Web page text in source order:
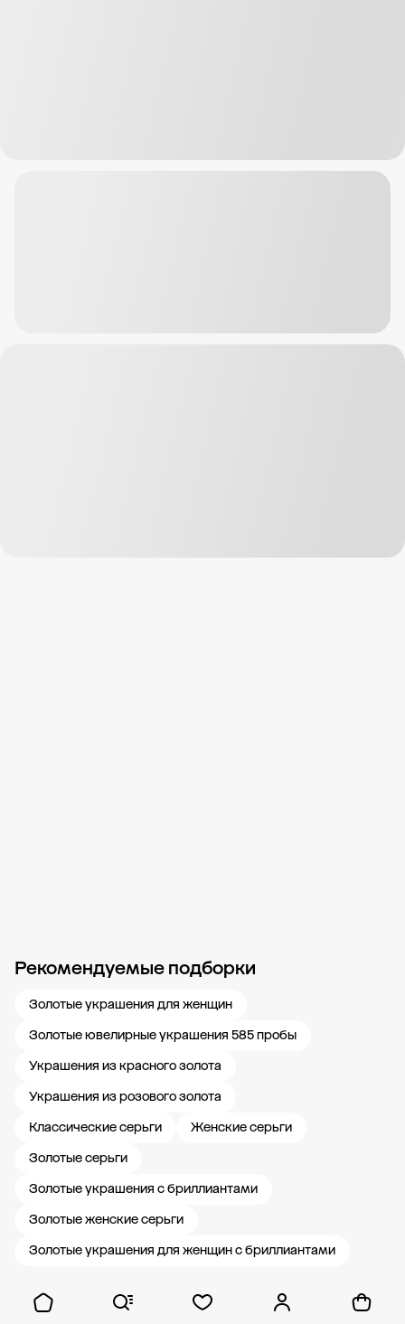
Рекомендуемые подборки
Золотые украшения для женщин
Золотые ювелирные украшения 585 пробы
Украшения из красного золота
Украшения из розового золота
Классические серьги
Женские серьги
Золотые серьги
Золотые украшения с бриллиантами
Золотые женские серьги
Золотые украшения для женщин с бриллиантами
Показать ещё
Новости компании Журнал ЗОЛОТОЙ Блог